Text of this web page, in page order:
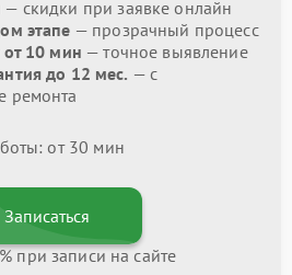
— скидки при заявке онлайн
этапе — прозрачный процесс
от 10 мин — точное выявление
до 12 мес. — с
ремонта
от 30 мин
Записаться
при записи на сайте